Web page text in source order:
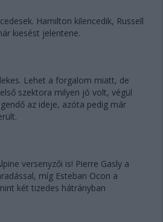
Hamilton kilencedik, Russell
kiesést jelentene.
Lehet a forgalom miatt, de
szektora milyen jó volt, végül
az ideje, azóta pedig már
versenyzői is! Pierre Gasly a
míg Esteban Ocon a
két tizedes hátrányban